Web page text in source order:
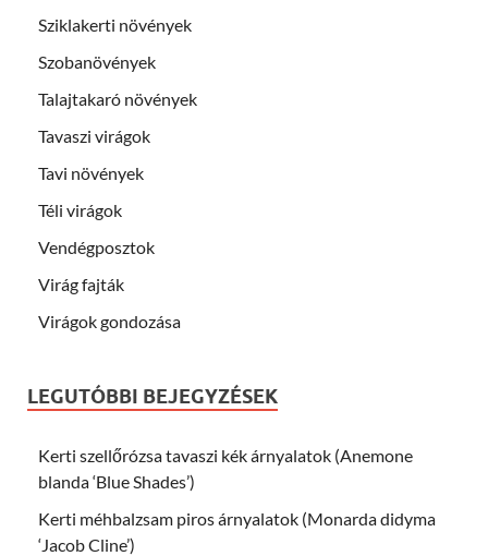
Sziklakerti növények
Szobanövények
Talajtakaró növények
Tavaszi virágok
Tavi növények
Téli virágok
Vendégposztok
Virág fajták
Virágok gondozása
LEGUTÓBBI BEJEGYZÉSEK
Kerti szellőrózsa tavaszi kék árnyalatok (Anemone
blanda ‘Blue Shades’)
Kerti méhbalzsam piros árnyalatok (Monarda didyma
‘Jacob Cline’)